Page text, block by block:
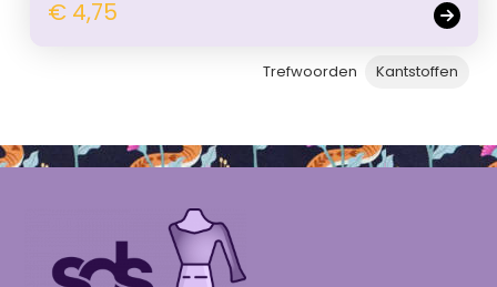
€ 4,75
Trefwoorden Kantstoffen